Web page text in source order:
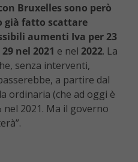
Bruxelles sono però
già fatto scattare
aumenti Iva per 23
nel 2021 e nel 2022. La
senza interventi,
a partire dal
ordinaria (che ad oggi è
nel 2021. Ma il governo